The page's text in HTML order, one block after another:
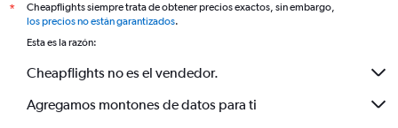
*
Cheapflights siempre trata de obtener precios exactos, sin embargo,
los precios no están garantizados.
Esta es la razón:
Cheapflights no es el vendedor.
Agregamos montones de datos para ti